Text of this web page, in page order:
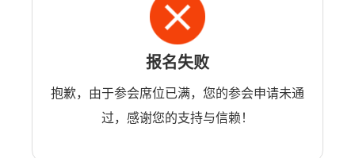
报名失败
抱歉，由于参会席位已满，您的参会申请未通
过，感谢您的支持与信赖！